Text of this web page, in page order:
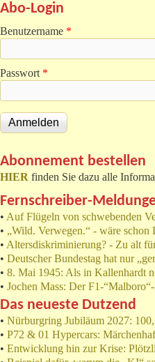
Abo-Login
Benutzername *
Passwort *
Abonnement bestellen
HIER finden Sie dazu alle
Fernschreiber-
• Auf Flügeln von schwebenden
• „Wild. Verwegen.“ - wäre
• Altersdiskriminierung? - Zu alt
• Deutscher Bundestag hat nur
• 8. Mai 1945: Als in Kallenhardt
• Jochen Mass: Der F1-
Das neueste Dutzend
• Nürburgring Jubiläum 2027:
• P72 & 01 Hypercars:
• Entwicklung hin zur Krise: